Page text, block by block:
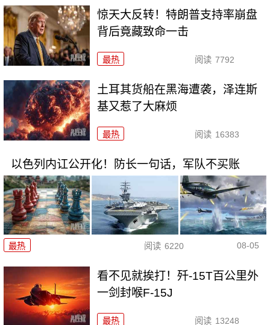
惊天大反转！特朗普支持率崩盘
背后竟藏致命一击
最热 阅读 7792
土耳其货船在黑海遭袭，泽连斯
基又惹了大麻烦
最热 阅读 16383
以色列内讧公开化！防长一句话，军队不买账
最热 阅读 6220 08-05
看不见就挨打！歼-15T百公里外
一剑封喉F-15J
最热 阅读 13248